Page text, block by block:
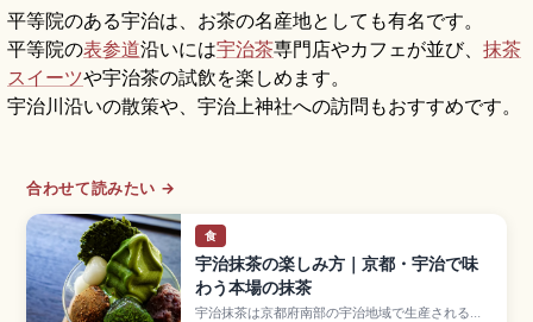
平等院のある宇治は、お茶の名産地としても有名です。
平等院の表参道沿いには宇治茶専門店やカフェが並び、 抹茶
スイーツや宇治茶の試飲を楽しめます。
宇治川沿いの散策や、宇治上神社への訪問もおすすめです。
合わせて読みたい →
食
宇治抹茶の楽しみ方｜京都・宇治で味
わう本場の抹茶
宇治抹茶は京都府南部の宇治地域で生産される日